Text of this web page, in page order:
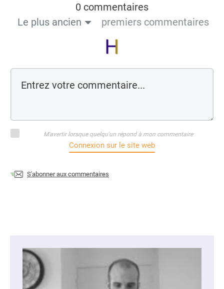
0 commentaires
Le plus ancien
premiers commentaires
M'avertir lorsque quelqu'un répond à mon commentaire
Connexion sur le site web
S'abonner aux commentaires